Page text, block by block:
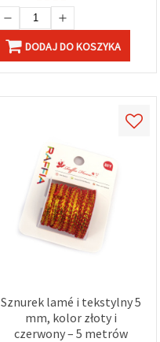
DODAJ DO KOSZYKA
Sznurek lamé i tekstylny 5
mm, kolor złoty i
czerwony – 5 metrów